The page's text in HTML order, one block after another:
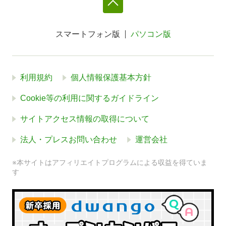
スマートフォン版 パソコン版
利用規約 個人情報保護基本方針
Cookie等の利用に関するガイドライン
サイトアクセス情報の取得について
法人・プレスお問い合わせ 運営会社
※本サイトはアフィリエイトプログラムによる収益を得ていま
す